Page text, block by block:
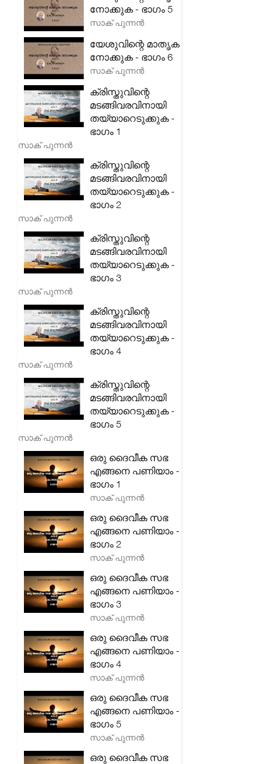
നോക്കുക - ഭാഗം 5
സാക് പുന്നൻ
യേശുവിന്റെ മാതൃക
നോക്കുക - ഭാഗം 6
സാക് പുന്നൻ
ക്രിസ്തുവിന്റെ
മടങ്ങിവരവിനായി
തയ്യാറെടുക്കുക -
ഭാഗം 1
സാക് പുന്നൻ
ക്രിസ്തുവിന്റെ
മടങ്ങിവരവിനായി
തയ്യാറെടുക്കുക -
ഭാഗം 2
സാക് പുന്നൻ
ക്രിസ്തുവിന്റെ
മടങ്ങിവരവിനായി
തയ്യാറെടുക്കുക -
ഭാഗം 3
സാക് പുന്നൻ
ക്രിസ്തുവിന്റെ
മടങ്ങിവരവിനായി
തയ്യാറെടുക്കുക -
ഭാഗം 4
സാക് പുന്നൻ
ക്രിസ്തുവിന്റെ
മടങ്ങിവരവിനായി
തയ്യാറെടുക്കുക -
ഭാഗം 5
സാക് പുന്നൻ
ഒരു ദൈവീക സഭ
എങ്ങനെ പണിയാം -
ഭാഗം 1
സാക് പുന്നൻ
ഒരു ദൈവീക സഭ
എങ്ങനെ പണിയാം -
ഭാഗം 2
സാക് പുന്നൻ
ഒരു ദൈവീക സഭ
എങ്ങനെ പണിയാം -
ഭാഗം 3
സാക് പുന്നൻ
ഒരു ദൈവീക സഭ
എങ്ങനെ പണിയാം -
ഭാഗം 4
സാക് പുന്നൻ
ഒരു ദൈവീക സഭ
എങ്ങനെ പണിയാം -
ഭാഗം 5
സാക് പുന്നൻ
ഒരു ദൈവീക സഭ